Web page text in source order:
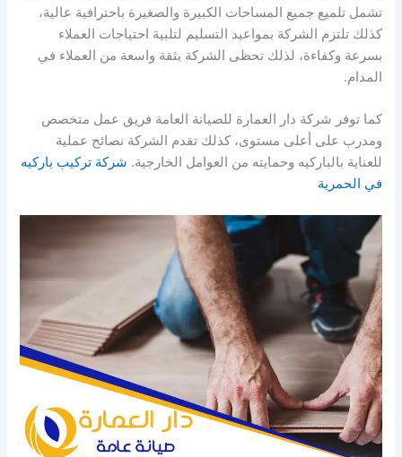
تشمل تلميع جميع المساحات الكبيرة والصغيرة باحترافية عالية،
كذلك تلتزم الشركة بمواعيد التسليم لتلبية احتياجات العملاء
بسرعة وكفاءة، لذلك تحظى الشركة بثقة واسعة من العملاء في
المدام.
كما توفر شركة دار العمارة للصيانة العامة فريق عمل متخصص
ومدرب على أعلى مستوى، كذلك تقدم الشركة نصائح عملية
للعناية بالباركيه وحمايته من العوامل الخارجية. شركة تركيب باركيه
في الحمرية